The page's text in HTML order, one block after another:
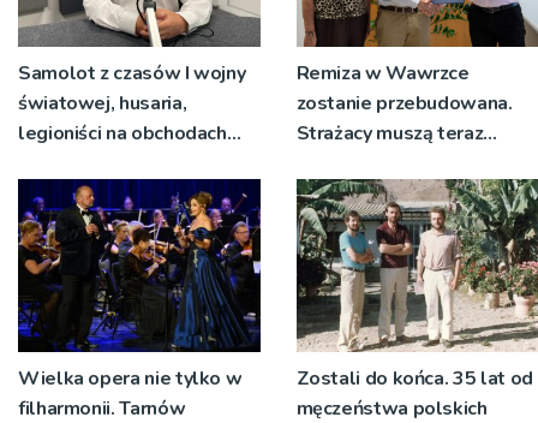
Samolot z czasów I wojny
światowej, husaria,
legioniści na obchodach
Warszawskiej w Woli
Rzędzińskiej
Remiza w Wawrzce
zostanie przebudowana.
Strażacy muszą teraz
wozem, żeby mieć miejsce
do przebierania na akcję
Wielka opera nie tylko w
filharmonii. Tarnów
Zostali do końca. 35 lat od
męczeństwa polskich